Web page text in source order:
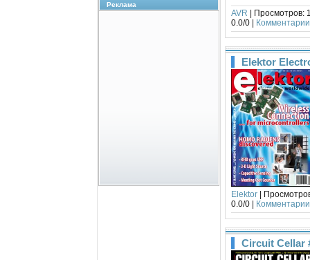
Реклама
AVR | Просмотров:
0.0/0 |
Elektor
Elektor |
0.0/0 |
Circuit Cellar